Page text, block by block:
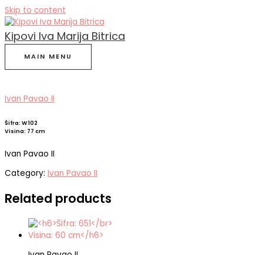
Skip to content
Kipovi Iva Marija Bitrica
MAIN MENU
Ivan Pavao II
Šifra: W 102
Visina: 77 cm
Ivan Pavao II
Category: Ivan Pavao II
Related products